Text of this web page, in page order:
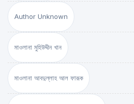
Author Unknown
মাওলানা মুহিউদ্দীন খান
মাওলানা আবদুল্লাহ আল ফারূক